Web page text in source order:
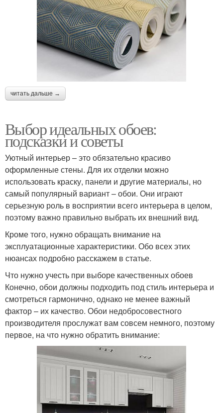
читать дальше →
Выбор идеальных обоев:
подсказки и советы
Уютный интерьер – это обязательно красиво
оформленные стены. Для их отделки можно
использовать краску, панели и другие материалы, но
самый популярный вариант – обои. Они играют
серьезную роль в восприятии всего интерьера в целом,
поэтому важно правильно выбрать их внешний вид.
Кроме того, нужно обращать внимание на
эксплуатационные характеристики. Обо всех этих
нюансах подробно расскажем в статье.
Что нужно учесть при выборе качественных обоев
Конечно, обои должны подходить под стиль интерьера и
смотреться гармонично, однако не менее важный
фактор – их качество. Обои недобросовестного
производителя прослужат вам совсем немного, поэтому
первое, на что нужно обратить внимание: